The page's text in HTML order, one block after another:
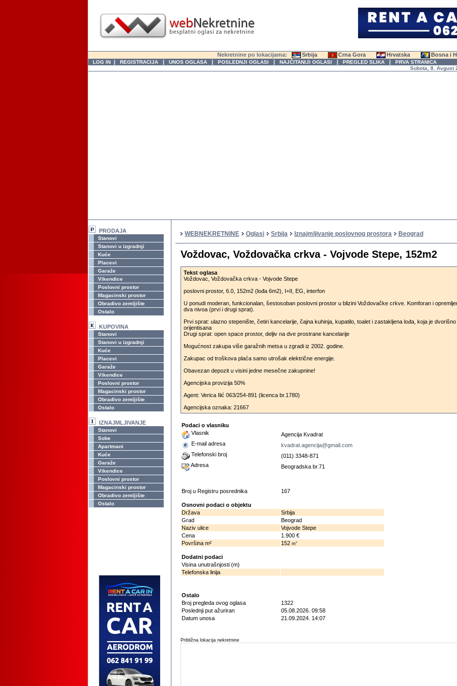
Nekretnine po lokacijama: Srbija Crna Gora Hrvatska Bosna i
LOG IN | REGISTRACIJA | UNOS OGLASA | POSLEDNJI OGLASI | NAJČITANIJI OGLASI | PREGLED SLIKA | PRVA STRANICA
Subota, 8. Avgust
PRODAJA
Stanovi
Stanovi u izgradnji
Kuće
Placevi
Garaže
Vikendice
Poslovni prostor
Magacinski prostor
Obradivo zemljište
Ostalo
KUPOVINA
Stanovi
Stanovi u izgradnji
Kuće
Placevi
Garaže
Vikendice
Poslovni prostor
Magacinski prostor
Obradivo zemljište
Ostalo
IZNAJMLJIVANJE
Stanovi
Sobe
Apartmani
Kuće
Garaže
Vikendice
Poslovni prostor
Magacinski prostor
Obradivo zemljište
Ostalo
WEBNEKRETNINE Oglasi Srbija Iznajmljivanje poslovnog prostora Beograd
Voždovac, Voždovačka crkva - Vojvode Stepe, 152m2
Tekst oglasa
Voždovac, Voždovačka crkva - Vojvode Stepe
poslovni prostor, 6.0, 152m2 (lođa 6m2), I+II, EG, interfon
U ponudi moderan, funkcionalan, šestosoban poslovni prostor u blizini Voždovačke crkve. Komforan i
dva nivoa (prvi i drugi sprat).
Prvi sprat: ulazno stepenište, četiri kancelarije, čajna kuhinja, kupatilo, toalet i zastakljena lođa, koja je dvorišno
orijentisana
Drugi sprat: open space prostor, deljiv na dve prostrane kancelarije
Mogućnost zakupa više garažnih metsa u zgradi iz 2002. godine.
Zakupac od troškova plaća samo utrošak električne energije.
Obavezan depozit u visini jedne mesečne zakupnine!
Agencijska provizija 50%
Agent: Verica Ilić 063/254-891 (licenca br.1780)
Agencijska oznaka: 21667
Podaci o vlasniku
Vlasnik
Agencija Kvadrat
E-mail adresa
kvadrat.agencija@gmail.com
Telefonski broj
(011) 3348-871
Adresa
Beogradska br.71
Broj u Registru posrednika 167
Osnovni podaci o objektu
Država
Srbija
Grad
Beograd
Naziv ulice
Vojvode Stepe
Cena
1.900 €
Površina m²
152 m2
Dodatni podaci
Visina unutrašnjosti (m)
Telefonska linija
Ostalo
Broj pregleda ovog oglasa
1322
Poslednji put ažuriran
05.08.2026. 09:58
Datum unosa
21.09.2024. 14:07
Približna lokacija nekretnine